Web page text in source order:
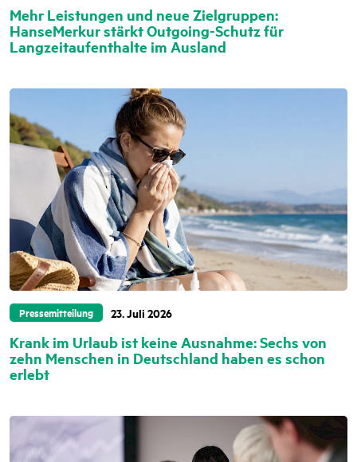
Mehr Leistungen und neue Zielgruppen:
HanseMerkur stärkt Outgoing-Schutz für
Langzeitaufenthalte im Ausland
Pressemitteilung 23. Juli 2026
Krank im Urlaub ist keine Ausnahme: Sechs von
zehn Menschen in Deutschland haben es schon
erlebt